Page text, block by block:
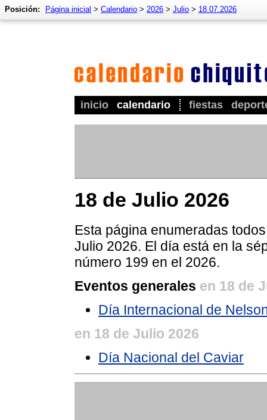
inicio calendario fiestas
Posición: Página inicial > Calendario > 2026 > Julio > 18.07.2026
18 de Julio 2026
Esta página enumeradas
Julio 2026. El día está en la
número 199 en el 2026.
Eventos generales en 18 de
Día Internacional de
en 18 de Julio 2026
Día Nacional del Caviar